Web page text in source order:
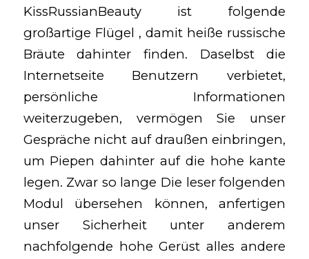
KissRussianBeauty ist folgende
großartige Flügel , damit heiße russische
Bräute dahinter finden. Daselbst die
Internetseite Benutzern verbietet,
persönliche Informationen
weiterzugeben, vermögen Sie unser
Gespräche nicht auf draußen einbringen,
um Piepen dahinter auf die hohe kante
legen. Zwar so lange Die leser folgenden
Modul übersehen können, anfertigen
unser Sicherheit unter anderem
nachfolgende hohe Gerüst alles andere